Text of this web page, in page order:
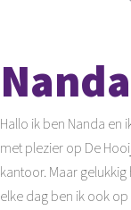
Nanda
Hallo ik ben Nanda en
met plezier op De
kantoor. Maar
elke dag ben ik ook